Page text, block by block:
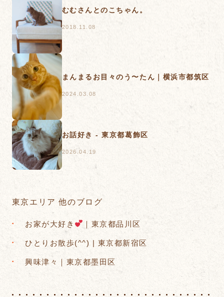
むむさんとのこちゃん。
2018.11.08
まんまるお目々のう〜たん｜横浜市都筑区
2024.03.08
お話好き - 東京都葛飾区
2026.04.19
東京エリア 他のブログ
お家が大好き ｜東京都品川区
ひとりお散歩(^^) | 東京都新宿区
興味津々｜東京都墨田区